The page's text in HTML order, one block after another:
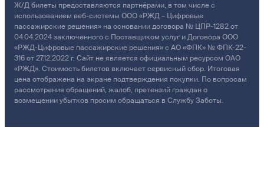
Ж/Д билеты предоставляются партнёрами, в том числе с
использованием веб-системы ООО «РЖД – Цифровые
пассажирские решения» на основании договора № ЦПР-1282 от
04.04.2024 заключенного с Поставщиком услуг и Договора ООО
«РЖД-Цифровые пассажирские решения» с АО «ФПК» № ФПК-22-
316 от 27.12.2022 г. Сайт не является официальным ресурсом ОАО
«РЖД». Стоимость билетов включает сервисный сбор. Итоговая
цена отображена на экране подтверждения покупки. По вопросам
рассмотрения обращений, жалоб, претензий граждан о
возмещении убытков просим обращаться в Службу Заботы.